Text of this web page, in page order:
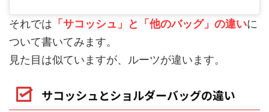
それでは 「サコッシュ」と「他のバッグ」の違いに
ついて書いてみます。
見た目は似ていますが、ルーツが違います。
サコッシュとショルダーバッグの違い